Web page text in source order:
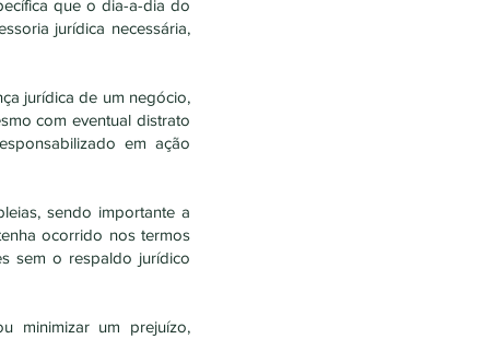
que o dia-a-dia do
jurídica necessária,
jurídica de um negócio,
com eventual distrato
em ação
sendo importante a
ocorrido nos termos
sem o respaldo jurídico
minimizar um prejuízo,